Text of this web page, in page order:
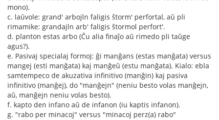
mono).
c. laŭvole: grand' arbojln faligis ŝtorm' perfortal, aŭ pli
rimamike: grandajln arb' faligis ŝtormol perfort'.
d. planton estas arbo (Ĉu alia finaĵo aŭ rimedo pli taŭge
agus?).
e. Pasivaj specialaj formoj: ĝi manĝans (estas manĝata) versus
mangej (esti manĝata) kaj manĝeŭ (estu manĝata). Kialo: ebla
samtempeco de akuzativa infinitivo (manĝin) kaj pasiva
infinitivo (manĝej), do "manĝejn" (neniu besto volas manĝejn,
aŭ, manĝejn neniu volas besto).
f. kapto den infano aŭ de infanon (iu kaptis infanon).
g. "rabo per minacoj" versus "minacoj perz(a) rabo"